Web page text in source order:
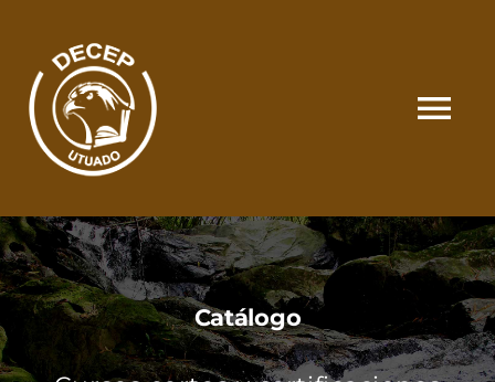
content
SOMOS
CATÁLOGO
MATRÍCULA Y PAGOS
Catálogo